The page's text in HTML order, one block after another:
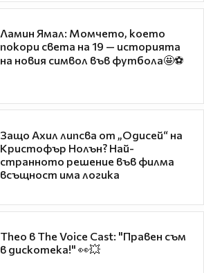
Ламин Ямал: Момчето, което
покори света на 19 — историята
на новия символ във футбола🤩⚽
Защо Ахил липсва от „Одисей“ на
Кристофър Нолън? Най-
странното решение във филма
всъщност има логика
Theo в The Voice Cast: "Правен съм
в дискотека!" 👀💥